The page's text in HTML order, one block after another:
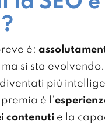
è:
si sta
più
è l’
contenuti e la